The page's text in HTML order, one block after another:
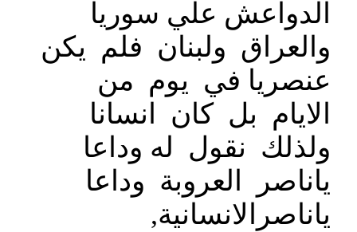
الدواعش علي سوريا
والعراق ولبنان فلم يكن
عنصريا في يوم من
الايام بل كان انسانا
ولذلك نقول له وداعا
ياناصر العروبة وداعا
ياناصرالانسانية,